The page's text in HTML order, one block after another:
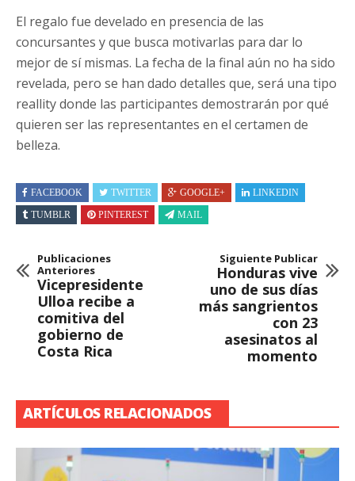
El regalo fue develado en presencia de las
concursantes y que busca motivarlas para dar lo
mejor de sí mismas. La fecha de la final aún no ha sido
revelada, pero se han dado detalles que, será una tipo
reallity donde las participantes demostrarán por qué
quieren ser las representantes en el certamen de
belleza.
FACEBOOK TWITTER GOOGLE+
LINKEDIN
TUMBLR
PINTEREST MAIL
Publicaciones
Anteriores
Vicepresidente
Ulloa recibe a
comitiva del
gobierno de
Costa Rica
Siguiente Publicar
Honduras vive
uno de sus días
más sangrientos
con 23
asesinatos al
momento
ARTÍCULOS RELACIONADOS